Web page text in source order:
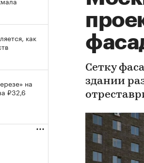
Сетку
здании
как
на
₽32,6